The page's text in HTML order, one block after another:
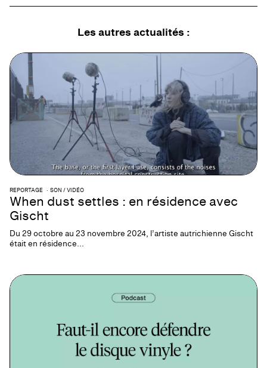
Les autres actualités :
REPORTAGE SON / VIDÉO
When dust settles : en résidence avec
Gischt
Du 29 octobre au 23 novembre 2024, l’artiste autrichienne Gischt
était en résidence...